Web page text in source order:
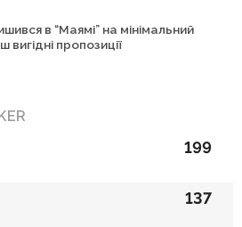
в “Маямі” на мінімальний
пропозиції
199
137